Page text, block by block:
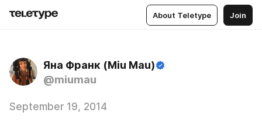
About Teletype Join
Яна Франк (Miu Mau)
@miumau
September 19, 2014